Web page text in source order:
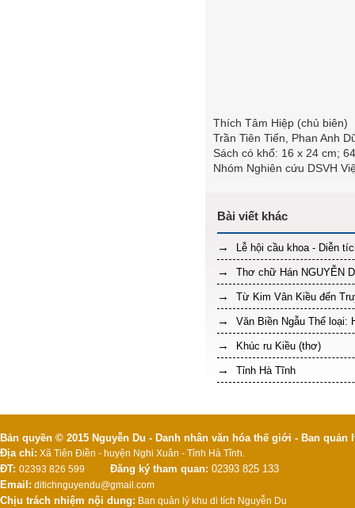
Thích Tâm Hiệp (chủ biên)
Trần Tiên Tiến, Phan Anh
Sách có khổ: 16 x 24 cm;
Nhóm Nghiên cứu DSVH
Lễ hội cầu khoa - Diễn
Thơ chữ Hán NGUYỄN
Từ Kim Vân Kiều đến
Văn Biền Ngẫu Thể loại:
Khúc ru Kiều (thơ)
Tỉnh Hà Tĩnh
Bản quyền © 2015 Nguyễn Du - Danh nhân văn hóa thế giới - Ban
Địa chỉ: Xã Tiên Điền - huyện Nghi Xuân - Tỉnh Hà Tĩnh.
ĐT: 02393 826 599 Đăng ký tham quan: 02393 825 133
Email: ditichnguyendu@gmail.com
Chịu trách nhiệm nội dung: Ban quản lý khu di tích Nguyễn Du